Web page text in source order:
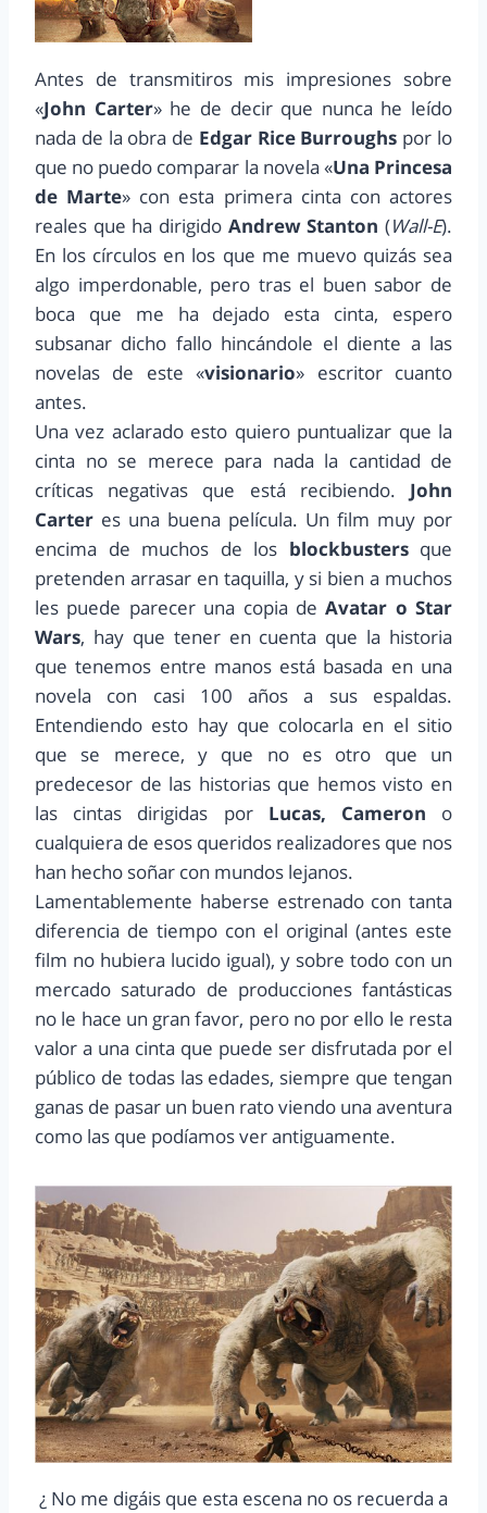
Antes de transmitiros mis impresiones sobre
«John Carter» he de decir que nunca he leído
nada de la obra de Edgar Rice Burroughs por lo
que no puedo comparar la novela «Una Princesa
de Marte» con esta primera cinta con actores
reales que ha dirigido Andrew Stanton (Wall-E).
En los círculos en los que me muevo quizás sea
algo imperdonable, pero tras el buen sabor de
boca que me ha dejado esta cinta, espero
subsanar dicho fallo hincándole el diente a las
novelas de este «visionario» escritor cuanto
antes.
Una vez aclarado esto quiero puntualizar que la
cinta no se merece para nada la cantidad de
críticas negativas que está recibiendo. John
Carter es una buena película. Un film muy por
encima de muchos de los blockbustersque
pretenden arrasar en taquilla, y si bien a muchos
les puede parecer una copia deAvatar o Star
Wars, hay que tener en cuenta que la historia
que tenemos entre manos está basada en una
novela con casi 100 años a sus espaldas.
Entendiendo esto hay que colocarla en el sitio
que se merece, y que no es otro que un
predecesor de las historias que hemos visto en
las cintas dirigidas por Lucas, Cameron o
cualquiera de esos queridos realizadores que nos
han hecho soñar con mundos lejanos.
Lamentablemente haberse estrenado con tanta
diferencia de tiempo con el original (antes este
film no hubiera lucido igual), y sobre todo con un
mercado saturado de producciones fantásticas
no le hace un gran favor, pero no por ello le resta
valor a una cinta que puede ser disfrutada por el
público de todas las edades, siempre que tengan
ganas de pasar un buen rato viendo una aventura
como las que podíamos ver antiguamente.
¿ No me digáis que esta escena no os recuerda a